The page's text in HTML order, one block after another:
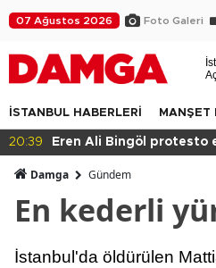
07 Ağustos 2026 Foto Galeri
İSTANBUL HABERLERİ MANŞET
20:39 Eren Ali Bingöl protesto
Damga Gündem
En kederli
İstanbul'da öldürülen